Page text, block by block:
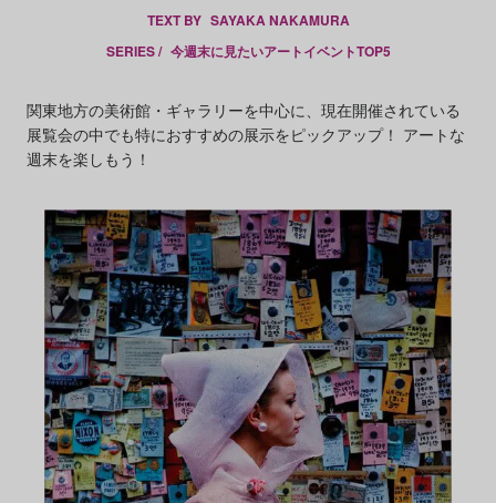
TEXT BY SAYAKA NAKAMURA
SERIES / 今週末に見たいアートイベントTOP5
関東地方の美術館・ギャラリーを中心に、現在開催されている
展覧会の中でも特におすすめの展示をピックアップ！ アートな
週末を楽しもう！